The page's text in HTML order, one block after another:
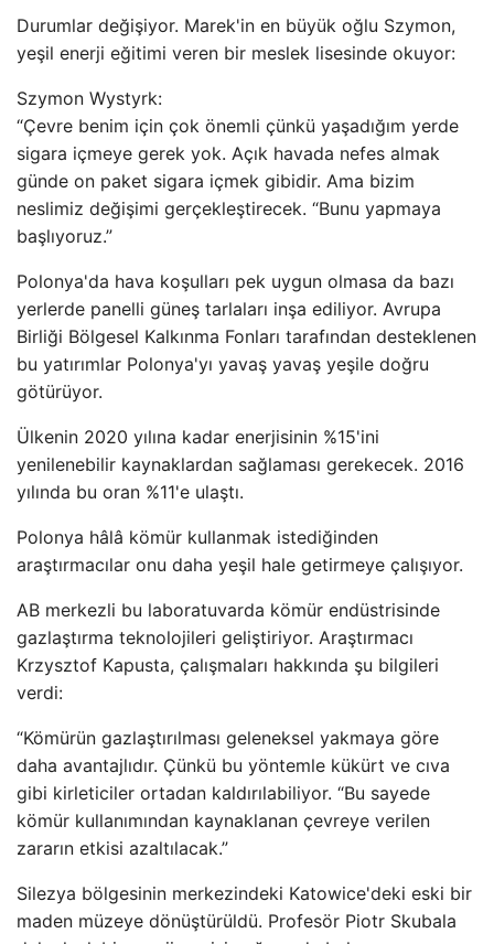
Durumlar değişiyor. Marek'in en büyük oğlu Szymon,
yeşil enerji eğitimi veren bir meslek lisesinde okuyor:
Szymon Wystyrk:
“Çevre benim için çok önemli çünkü yaşadığım yerde
sigara içmeye gerek yok. Açık havada nefes almak
günde on paket sigara içmek gibidir. Ama bizim
neslimiz değişimi gerçekleştirecek. “Bunu yapmaya
başlıyoruz.”
Polonya'da hava koşulları pek uygun olmasa da bazı
yerlerde panelli güneş tarlaları inşa ediliyor. Avrupa
Birliği Bölgesel Kalkınma Fonları tarafından desteklenen
bu yatırımlar Polonya'yı yavaş yavaş yeşile doğru
götürüyor.
Ülkenin 2020 yılına kadar enerjisinin %15'ini
yenilenebilir kaynaklardan sağlaması gerekecek. 2016
yılında bu oran %11'e ulaştı.
Polonya hâlâ kömür kullanmak istediğinden
araştırmacılar onu daha yeşil hale getirmeye çalışıyor.
AB merkezli bu laboratuvarda kömür endüstrisinde
gazlaştırma teknolojileri geliştiriyor. Araştırmacı
Krzysztof Kapusta, çalışmaları hakkında şu bilgileri
verdi:
“Kömürün gazlaştırılması geleneksel yakmaya göre
daha avantajlıdır. Çünkü bu yöntemle kükürt ve cıva
gibi kirleticiler ortadan kaldırılabiliyor. “Bu sayede
kömür kullanımından kaynaklanan çevreye verilen
zararın etkisi azaltılacak.”
Silezya bölgesinin merkezindeki Katowice'deki eski bir
maden müzeye dönüştürüldü. Profesör Piotr Skubala